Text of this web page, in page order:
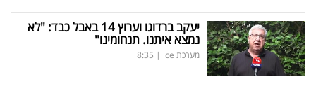
יעקב ברדוגו וערוץ 14 באבל כבד: "לא
נמצא איתנו. תנחומינו"
מערכת ice |
8:35